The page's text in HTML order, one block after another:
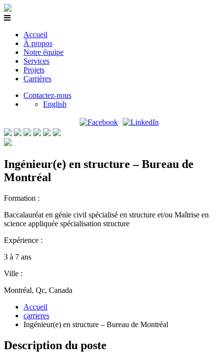
Accueil
À propos
Notre équipe
Services
Projets
Carrières
Contactez-nous
English
Ingénieur(e) en structure – Bureau de
Montréal
Formation :
Baccalauréat en génie civil spécialisé en structure et/ou Maîtrise en
science appliquée spécialisation structure
Expérience :
3 à 7 ans
Ville :
Montréal, Qc, Canada
Accueil
carrieres
Ingénieur(e) en structure – Bureau de Montréal
Description du poste